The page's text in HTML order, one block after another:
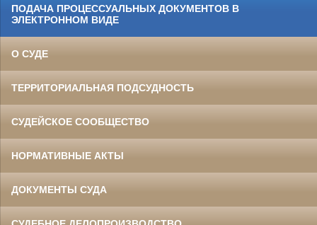
ПОДАЧА ПРОЦЕССУАЛЬНЫХ ДОКУМЕНТОВ В
ЭЛЕКТРОННОМ ВИДЕ
О СУДЕ
ТЕРРИТОРИАЛЬНАЯ ПОДСУДНОСТЬ
СУДЕЙСКОЕ СООБЩЕСТВО
НОРМАТИВНЫЕ АКТЫ
ДОКУМЕНТЫ СУДА